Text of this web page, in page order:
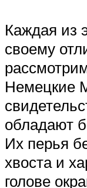
Каждая из
своему
Немецкие
обладают
Их перья
хвоста и
голове